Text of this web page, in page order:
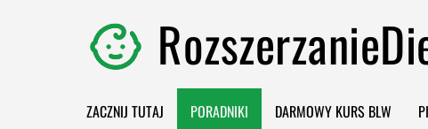
ZACZNIJ TUTAJ PORADNIKI DARMOWY KURS BLW